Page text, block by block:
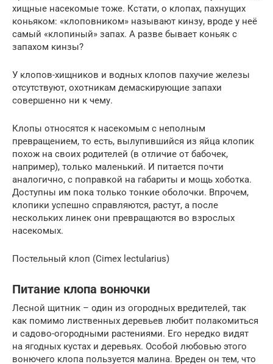
хищные насекомые тоже. Кстати, о клопах, пахнущих
коньяком: «клоповником» называют кинзу, вроде у неё
самый «клопиный» запах. А разве бывает коньяк с
запахом кинзы?
У клопов-хищников и водных клопов пахучие железы
отсутствуют, охотникам демаскирующие запахи
совершенно ни к чему.
Клопы относятся к насекомым с неполным
превращением, то есть, вылупившийся из яйца клопик
похож на своих родителей (в отличие от бабочек,
например), только маленький. И питается почти
аналогично, с поправкой на габариты и мощь хоботка.
Доступны им пока только тонкие оболочки. Впрочем,
клопики успешно справляются, растут, а после
нескольких линек они превращаются во взрослых
насекомых.
Постельный клоп (Cimex lectularius)
Питание клопа вонючки
Лесной щитник – один из огородных вредителей, так
как помимо лиственных деревьев любит полакомиться
и садово-огородными растениями. Его нередко видят
на ягодных кустах и деревьях. Особой любовью этого
вонючего клопа пользуется малина. Вреден он тем, что